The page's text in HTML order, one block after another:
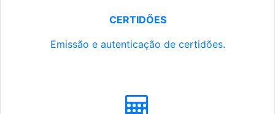
CERTIDÕES
Emissão e autenticação de certidões.